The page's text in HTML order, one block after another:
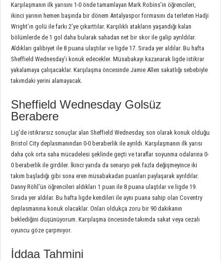
Karşılaşmanın ilk yarısını 1-0 önde tamamlayan Mark Robins’in öğrencileri,
ikinci yarının hemen başında bir dönem Antalyaspor formasını da terleten Hadji
Wright’ın golü ile farkı 2’ye çıkarttılar. Karşılıklı atakların yaşandığı kalan
bölümlerde de 1 gol daha bularak sahadan net bir skor ile galip ayrıldılar.
Aldıkları galibiyet ile 8 puana ulaştılar ve ligde 17. Sırada yer aldılar. Bu hafta
Sheffield Wednesday’i konuk edecekler. Müsabakayı kazanarak ligde istikrar
yakalamaya çalışacaklar. Karşılaşma öncesinde Jamie Allen sakatlığı sebebiyle
takımdaki yerini alamayacak.
Sheffield Wednesday Golsüz
Berabere
Lig’de istikrarsız sonuçlar alan Sheffield Wednesday, son olarak konuk olduğu
Bristol City deplasmanından 0-0 beraberlik ile ayrıldı. Karşılaşmanın ilk yarısı
daha çok orta saha mücadelesi şeklinde geçti ve taraflar soyunma odalarına 0-
0 beraberlik ile girdiler. İkinci yarıda da senaryo pek fazla değişmeyince iki
takım başladığı gibi sona eren müsabakadan puanları paylaşarak ayrıldılar.
Danny Röhl’ün öğrencileri aldıkları 1 puan ile 8 puana ulaştılar ve ligde 19.
Sırada yer aldılar. Bu hafta ligde kendileri ile aynı puana sahip olan Coventry
deplasmanına konuk olacaklar. Onları oldukça zoru bir 90 dakikanın
beklediğini düşünüyorum. Karşılaşma öncesinde takımda sakat veya cezalı
oyuncu göze çarpmıyor.
İddaa Tahmini